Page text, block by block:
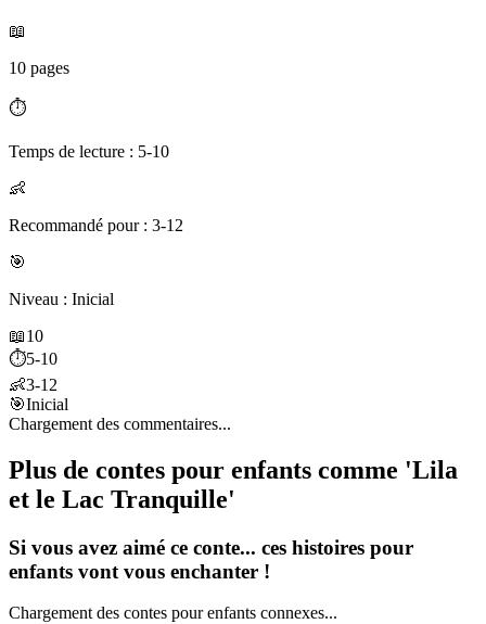
📖
10 pages
⏱️
Temps de lecture : 5-10
👶
Recommandé pour : 3-12
🎯
Niveau : Inicial
📖10
⏱️5-10
👶3-12
🎯Inicial
Chargement des commentaires...
Plus de contes pour enfants comme 'Lila
et le Lac Tranquille'
Si vous avez aimé ce conte... ces histoires pour
enfants vont vous enchanter !
Chargement des contes pour enfants connexes...